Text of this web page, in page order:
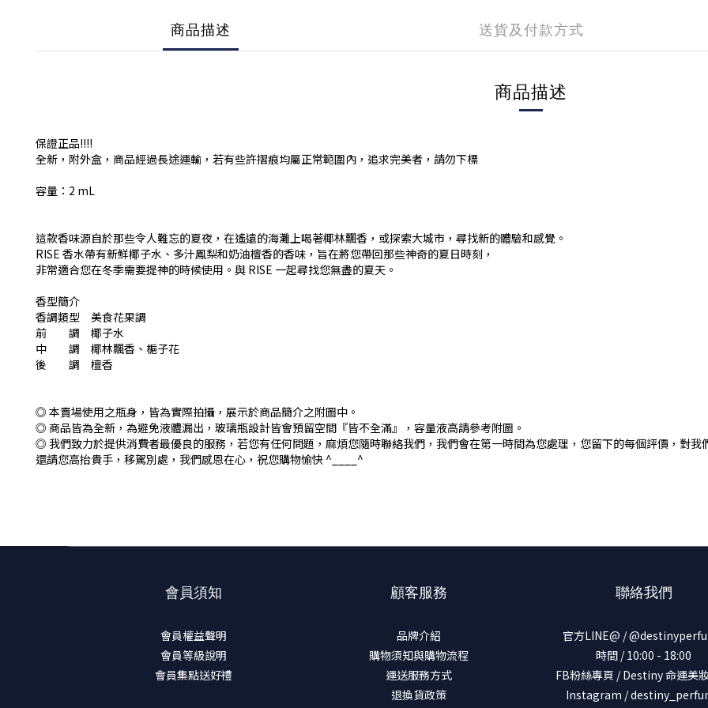
商品描述 送貨及付款方式
商品描述
保證正品!!!!
全新，附外盒，商品經過長途運輸，若有些許摺痕均屬正常範圍內，追求完美者，請勿下標
容量：2 mL
這款香味源自於那些令人難忘的夏夜，在遙遠的海灘上喝著椰林飄香，或探索大城市，尋找新的體驗和感覺。
RISE 香水帶有新鮮椰子水、多汁鳳梨和奶油檀香的香味，旨在將您帶回那些神奇的夏日時刻，
非常適合您在冬季需要提神的時候使用。與 RISE 一起尋找您無盡的夏天。
香型簡介
香調類型 美食花果調
前 調 椰子水
中 調 椰林飄香、梔子花
後 調 檀香
◎ 本賣場使用之瓶身，皆為實際拍攝，展示於商品簡介之附圖中。
◎ 商品皆為全新，為避免液體漏出，玻璃瓶設計皆會預留空間『皆不全滿』，容量液高請參考附圖。
◎ 我們致力於提供消費者最優良的服務，若您有任何問題，麻煩您隨時聯絡我們，我們會在第一時間為您處理，您留下的每個評價，對
還請您高抬貴手，移駕別處，我們感恩在心，祝您購物愉快 ^____^
會員須知
會員權益聲明
會員等級說明
會員集點送好禮
顧客服務
品牌介紹
購物須知與購物流程
運送服務方式
退換貨政策
聯絡我們
官方LINE@ /
時間 / 10:00 - 18:00
FB粉絲專頁 / Destiny 命運美
Instagram /